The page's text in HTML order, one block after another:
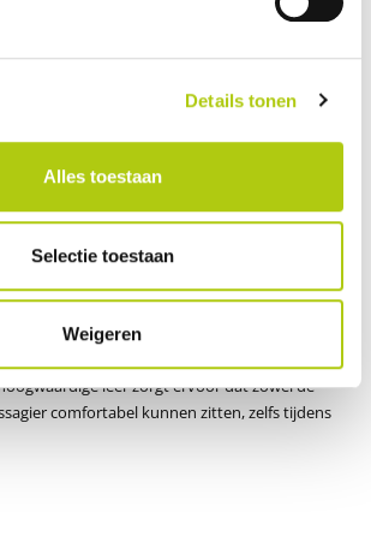
Details tonen
Alles toestaan
Selectie toestaan
Weigeren
startonderbreking
moet een pincode worden ingevoerd. Dit
diefstal aanzienlijk wordt verkleind. De
slimme en praktische beveiligingsmaatregel
op het lederen zadel
voldoende ruimte voor twee personen. Dit
het mogelijk om met een passagier te
leer zorgt ervoor dat zowel de
comfortabel kunnen zitten, zelfs tijdens